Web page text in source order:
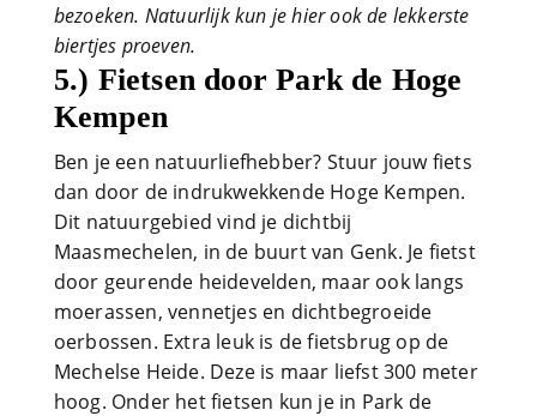
bezoeken. Natuurlijk kun je hier ook de lekkerste
biertjes proeven.
5.) Fietsen door Park de Hoge
Kempen
Ben je een natuurliefhebber? Stuur jouw fiets
dan door de indrukwekkende Hoge Kempen.
Dit natuurgebied vind je dichtbij
Maasmechelen, in de buurt van Genk. Je fietst
door geurende heidevelden, maar ook langs
moerassen, vennetjes en dichtbegroeide
oerbossen. Extra leuk is de fietsbrug op de
Mechelse Heide. Deze is maar liefst 300 meter
hoog. Onder het fietsen kun je in Park de